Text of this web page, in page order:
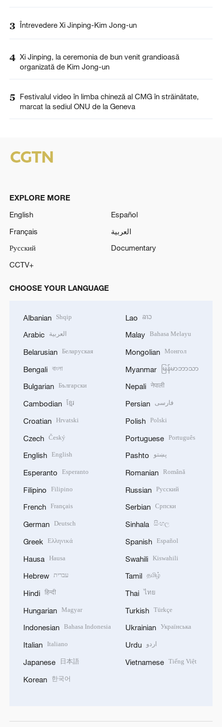
3 Întrevedere Xi Jinping-Kim Jong-un
4 Xi Jinping, la ceremonia de bun venit grandioasă
organizată de Kim Jong-un
5
Festivalul video în limba chineză al CMG în străinătate,
marcat la sediul ONU de la Geneva
EXPLORE MORE
English
Español
Français
العربية
Русский
Documentary
CCTV+
CHOOSE YOUR LANGUAGE
Albanian Shqip
Arabic العربية
Belarusian Беларуская
Bengali বাংলা
Bulgarian Български
Cambodian ខ្មែរ
Croatian Hrvatski
Czech Český
English English
Esperanto Esperanto
Filipino Filipino
French Français
German Deutsch
Greek Ελληνικά
Hausa Hausa
Hebrew עברית
Hindi हिन्दी
Hungarian Magyar
Indonesian Bahasa Indonesia
Italian Italiano
Japanese 日本語
Korean 한국어
Lao ລາວ
Malay Bahasa Melayu
Mongolian Монгол
Myanmar မြန်မာဘာသာ
Nepali नेपाली
Persian فارسی
Polish Polski
Portuguese Português
Pashto پښتو
Romanian Română
Russian Русский
Serbian Српски
Sinhala සිංහල
Spanish Español
Swahili Kiswahili
Tamil தமிழ்
Thai ไทย
Turkish Türkçe
Ukrainian Українська
Urdu اردو
Vietnamese Tiếng Việt